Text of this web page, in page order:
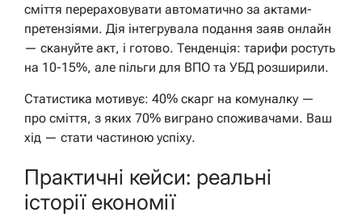
сміття перераховувати автоматично за актами-
претензіями. Дія інтегрувала подання заяв онлайн
— скануйте акт, і готово. Тенденція: тарифи ростуть
на 10-15%, але пільги для ВПО та УБД розширили.
Статистика мотивує: 40% скарг на комуналку —
про сміття, з яких 70% виграно споживачами. Ваш
хід — стати частиною успіху.
Практичні кейси: реальні
історії економії